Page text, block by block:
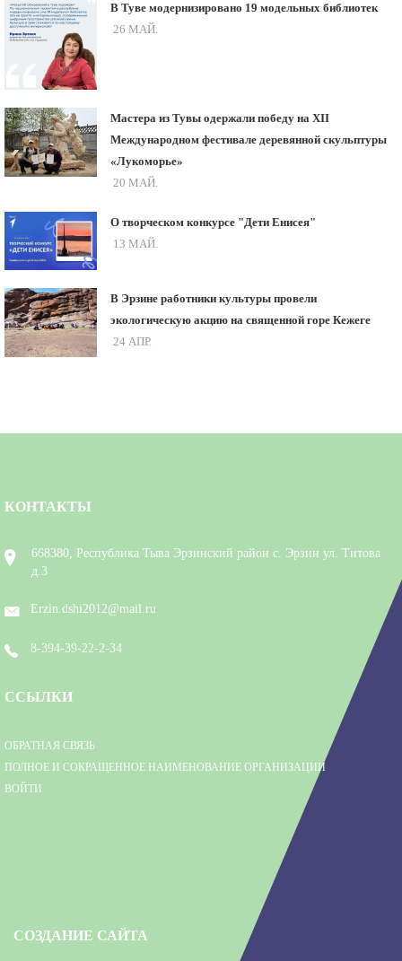
В Туве модернизировано 19 модельных библиотек
26 МАЙ.
Мастера из Тувы одержали победу на XII
Международном фестивале деревянной скульптуры
«Лукоморье»
20 МАЙ.
О творческом конкурсе "Дети Енисея"
13 МАЙ.
В Эрзине работники культуры провели
экологическую акцию на священной горе Кежеге
24 АПР.
КОНТАКТЫ
668380, Республика Тыва Эрзинский район с. Эрзин ул. Титова
д.3
Erzin.dshi2012@mail.ru
8-394-39-22-2-34
ССЫЛКИ
ОБРАТНАЯ СВЯЗЬ
ПОЛНОЕ И СОКРАЩЕННОЕ НАИМЕНОВАНИЕ ОРГАНИЗАЦИИ
ВОЙТИ
СОЗДАНИЕ САЙТА